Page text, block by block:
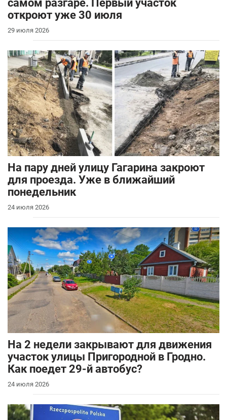
самом разгаре. Первый участок
откроют уже 30 июля
29 июля 2026
На пару дней улицу Гагарина закроют
для проезда. Уже в ближайший
понедельник
24 июля 2026
На 2 недели закрывают для движения
участок улицы Пригородной в Гродно.
Как поедет 29-й автобус?
24 июля 2026